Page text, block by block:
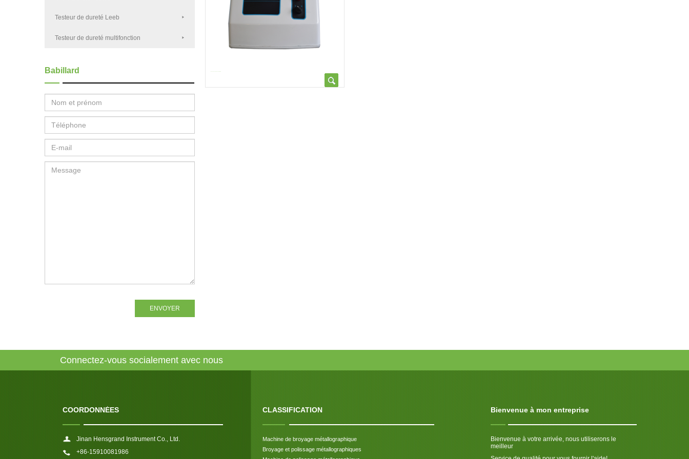
Testeur de dureté Leeb
Testeur de dureté multifonction
Babillard
ENVOYER
Connectez-vous socialement avec nous
COORDONNÉES
Jinan Hensgrand Instrument Co., Ltd.
+86-15910081986
CLASSIFICATION
Machine de broyage métallographique
Broyage et polissage métallographiques
Bienvenue à mon entreprise
Bienvenue à votre arrivée, nous utiliserons le
meilleur